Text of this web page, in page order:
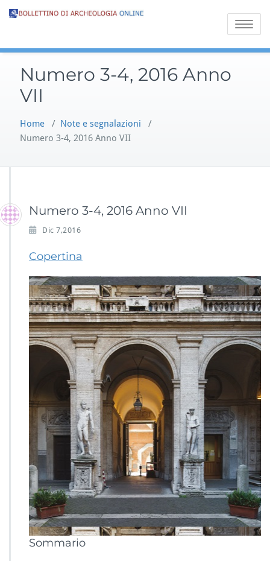
Toggle
Numero 3-4, 2016 Anno
VII
Home / Note e segnalazioni /
Numero 3-4, 2016 Anno VII
Numero 3-4, 2016 Anno VII
Dic 7,2016
Copertina
Sommario